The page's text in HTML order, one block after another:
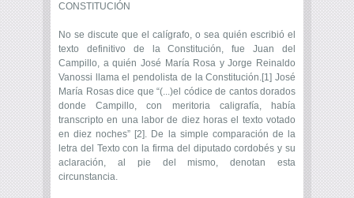
CONSTITUCIÓN
No se discute que el calígrafo, o sea quién escribió el
texto definitivo de la Constitución, fue Juan del
Campillo, a quién José María Rosa y Jorge Reinaldo
Vanossi llama el pendolista de la Constitución.[1] José
María Rosas dice que “(...)el códice de cantos dorados
donde Campillo, con meritoria caligrafía, había
transcripto en una labor de diez horas el texto votado
en diez noches” [2]. De la simple comparación de la
letra del Texto con la firma del diputado cordobés y su
aclaración, al pie del mismo, denotan esta
circunstancia.